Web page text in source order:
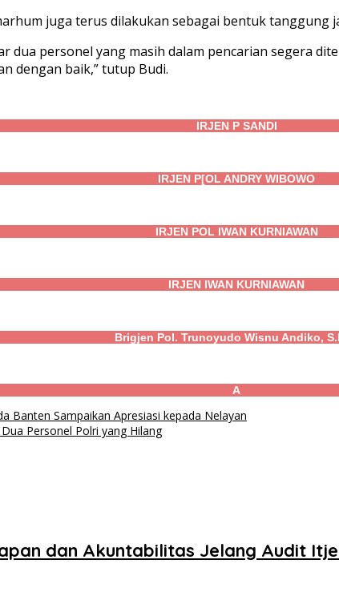
juga terus dilakukan sebagai bentuk tanggung
dua personel yang masih dalam pencarian segera
dengan baik,” tutup Budi.
IRJEN P SANDI
IRJEN P[OL ANDRY WIBOWO
IRJEN POL IWAN KURNIAWAN
IRJEN IWAN KURNIAWAN
Brigjen Pol. Trunoyudo Wisnu Andiko,
A
Banten Sampaikan Apresiasi kepada Nelayan
Personel Polri yang Hilang
dan Akuntabilitas Jelang Audit